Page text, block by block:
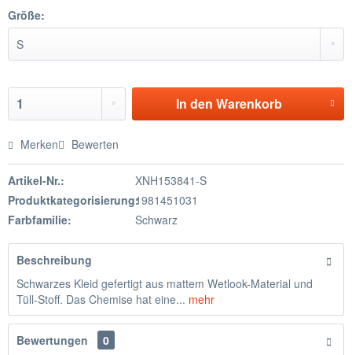
Größe:
In den Warenkorb
Merken Bewerten
Artikel-Nr.:
XNH153841-S
Produktkategorisierung:1981451031
Farbfamilie:
Schwarz
Beschreibung
Schwarzes Kleid gefertigt aus mattem Wetlook-Material und
Tüll-Stoff. Das Chemise hat eine... mehr
Bewertungen
0